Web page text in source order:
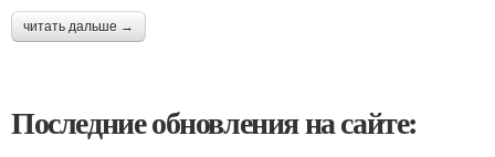
читать дальше →
Последние обновления на сайте: